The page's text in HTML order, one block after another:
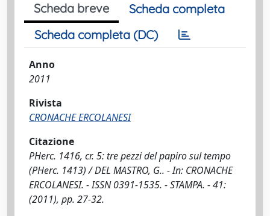
Scheda breve
Scheda completa
Scheda completa (DC)
Anno
2011
Rivista
CRONACHE ERCOLANESI
Citazione
PHerc. 1416, cr. 5: tre pezzi del papiro sul tempo
(PHerc. 1413) / DEL MASTRO, G.. - In: CRONACHE
ERCOLANESI. - ISSN 0391-1535. - STAMPA. - 41:
(2011), pp. 27-32.